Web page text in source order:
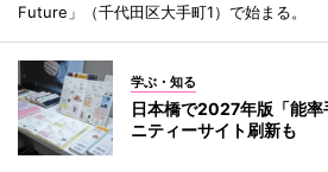
Future」（千代田区大手町1）で始まる。
学ぶ・知る
日本橋で2027年版「能
ニティーサイト刷新も